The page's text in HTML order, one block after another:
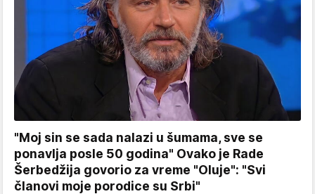
"Moj sin se sada nalazi u šumama, sve se
ponavlja posle 50 godina" Ovako je Rade
Šerbedžija govorio za vreme "Oluje": "Svi
članovi moje porodice su Srbi"